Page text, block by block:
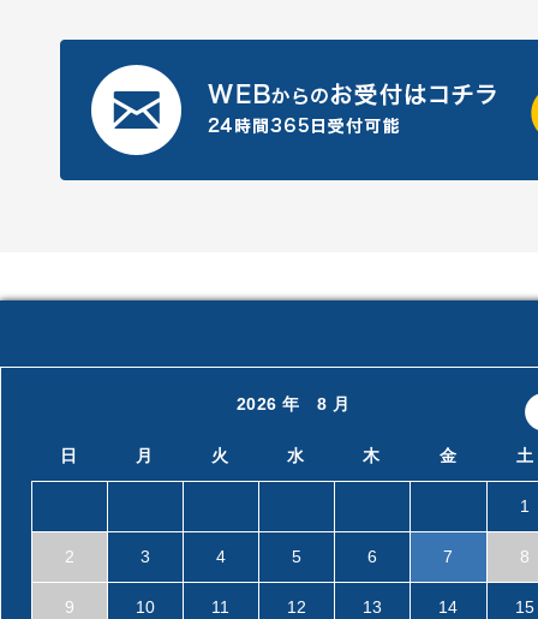
2026 年 8 月
日 月 火 水 木 金 土
1
2 3 4 5 6 7 8
9 10 11 12 13 14 15